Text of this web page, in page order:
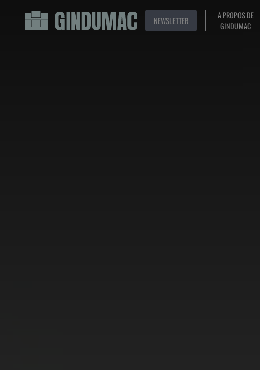
NEWSLETTER
A PROPOS DE
GINDUMAC